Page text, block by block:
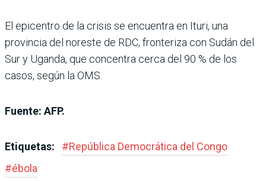
El epicentro de la crisis se encuentra en Ituri, una
provincia del noreste de RDC, fronteriza con Sudán del
Sur y Uganda, que concentra cerca del 90 % de los
casos, según la OMS.
Fuente: AFP.
Etiquetas: #República Democrática del Congo
#ébola